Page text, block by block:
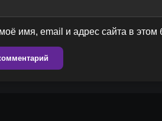
имя, email и адрес сайта в